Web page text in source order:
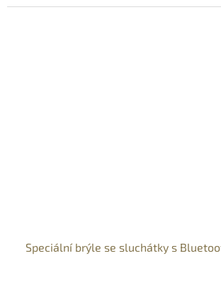
Speciální brýle se sluchátky s